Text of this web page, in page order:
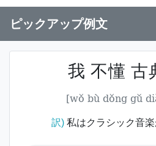
ピックアップ例文
我 不懂 古
[wǒ bù dǒng gǔ
訳)私はクラシック音